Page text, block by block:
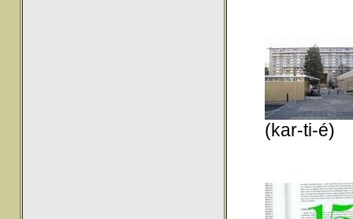
(kar-ti-é)